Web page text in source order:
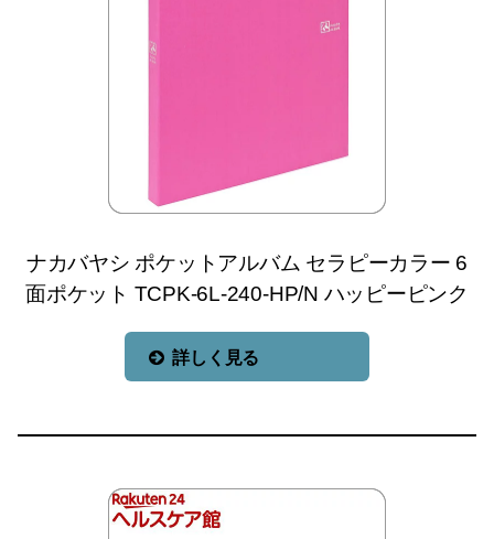
ナカバヤシ ポケットアルバム セラピーカラー 6
面ポケット TCPK-6L-240-HP/N ハッピーピンク
詳しく見る